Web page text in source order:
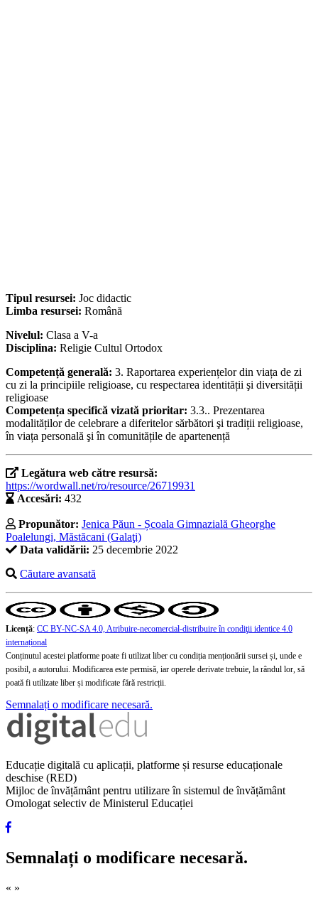
Tipul resursei: Joc didactic
Limba resursei: Română
Nivelul: Clasa a V-a
Disciplina: Religie Cultul Ortodox
Competență generală: 3. Raportarea experiențelor din viața de zi
cu zi la principiile religioase, cu respectarea identității şi diversității
religioase
Competența specifică vizată prioritar: 3.3.. Prezentarea
modalităților de celebrare a diferitelor sărbători şi tradiții religioase,
în viața personală şi în comunitățile de apartenență
Legătura web către resursă:
https://wordwall.net/ro/resource/26719931
Accesări: 432
Propunător: Jenica Păun - Școala Gimnazială Gheorghe
Poalelungi, Măstăcani (Galaţi)
Data validării: 25 decembrie 2022
Căutare avansată
Licență: CC BY-NC-SA 4.0, Atribuire-necomercial-distribuire în condiţii identice 4.0
internațional
Conținutul acestei platforme poate fi utilizat liber cu condiția menționării sursei și, unde e
posibil, a autorului. Modificarea este permisă, iar operele derivate trebuie, la rândul lor, să
poată fi utilizate liber și modificate fără restricții.
Semnalați o modificare necesară.
Educație digitală cu aplicații, platforme și resurse educaționale
deschise (RED)
Mijloc de învățământ pentru utilizare în sistemul de învățământ
Omologat selectiv de Ministerul Educației
Semnalați o modificare necesară.
« »